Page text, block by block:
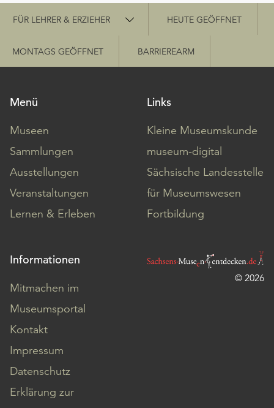
Schnellzugriff
FÜR LEHRER & ERZIEHER HEUTE GEÖFFNET
MONTAGS GEÖFFNET BARRIEREARM
Menü
Museen
Sammlungen
Ausstellungen
Veranstaltungen
Lernen & Erleben
Links
Kleine Museumskunde
museum-digital
Sächsische Landesstelle
für Museumswesen
Fortbildung
Informationen
Mitmachen im
Museumsportal
Kontakt
Impressum
Datenschutz
Erklärung zur
© 2026